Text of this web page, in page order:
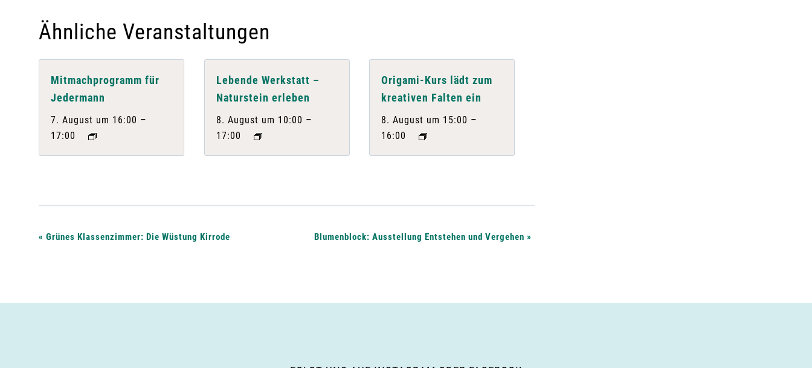
Ähnliche Veranstaltungen
Mitmachprogramm für
Jedermann
7. August um 16:00 –
17:00
Lebende Werkstatt –
Naturstein erleben
8. August um 10:00 –
17:00
Origami-Kurs lädt zum
kreativen Falten ein
8. August um 15:00 –
16:00
V
r
« Grünes Klassenzimmer: Die Wüstung Kirrode Blumenblock: Ausstellung Entstehen und Vergehen»